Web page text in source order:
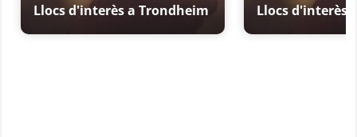
Llocs d'interès a Trondheim Llocs d'interès